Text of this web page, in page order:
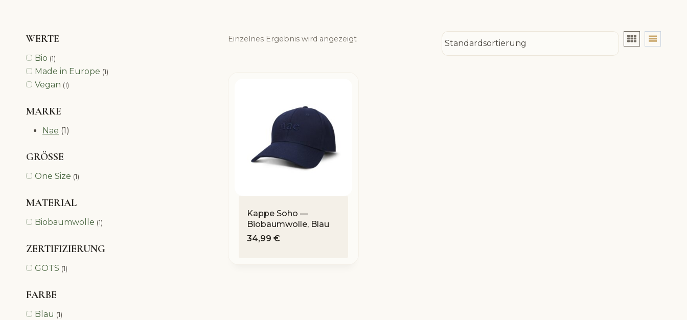
Einzelnes Ergebnis wird angezeigt
Kappe Soho —
Biobaumwolle, Blau
34,99 €
WERTE
Bio (1)
Made in Europe (1)
Vegan (1)
MARKE
Nae (1)
GRÖSSE
One Size (1)
MATERIAL
Biobaumwolle (1)
ZERTIFIZIERUNG
GOTS (1)
FARBE
Blau (1)